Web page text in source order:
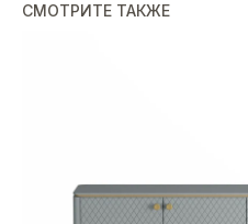
СМОТРИТЕ ТАКЖЕ